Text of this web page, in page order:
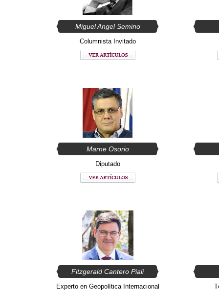
Miguel Angel Semino
Columnista Invitado
Marne Osorio
Diputado
Fitzgerald Cantero Piali
Experto en Geopolítica Internacional